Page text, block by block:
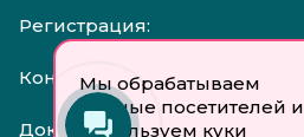
Мы обрабатываем
данные посетителей и
используем куки
Регистрация:
Контакты:
Документы: